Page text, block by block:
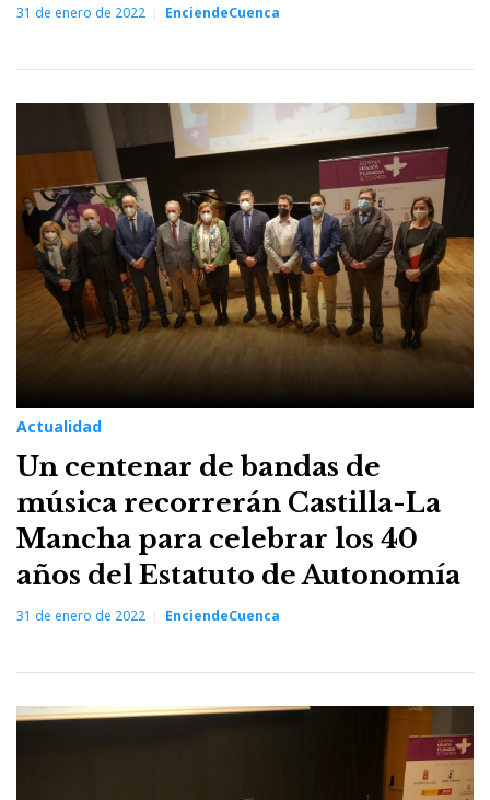
31 de enero de 2022 EnciendeCuenca
Actualidad
Un centenar de bandas de
música recorrerán Castilla-La
Mancha para celebrar los 40
años del Estatuto de Autonomía
31 de enero de 2022 EnciendeCuenca